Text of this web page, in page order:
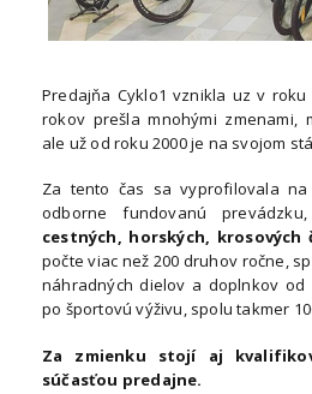
Predajňa Cyklo1 vznikla uz v roku
rokov prešla mnohými zmenami,
ale už od roku 2000 je na svojom
Za tento čas sa vyprofilovala na
odborne fundovanú
cestných, horských,
počte viac než 200 druhov ročne,
náhradných dielov a doplnkov
po športovú výživu, spolu takmer
Za zmienku stojí aj
súčasťou predajne.